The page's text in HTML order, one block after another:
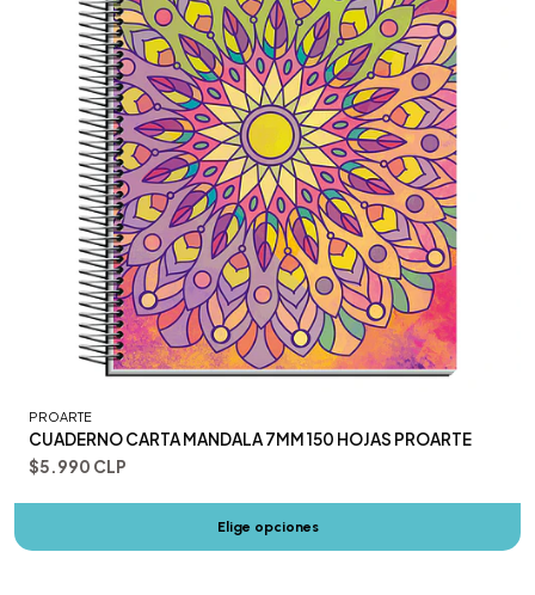
PROARTE
CUADERNO CARTA MANDALA 7MM 150 HOJAS PROARTE
$5.990 CLP
Elige opciones